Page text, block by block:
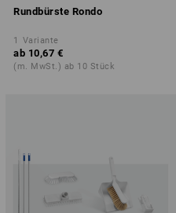
Rundbürste Rondo
1 Variante
ab 10,67 €
(m. MwSt.) ab 10 Stück